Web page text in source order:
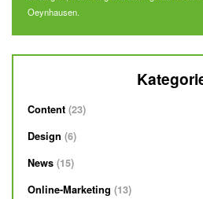
Oeynhausen.
Content 23
Design 6
News 15
Online-Marketing 13